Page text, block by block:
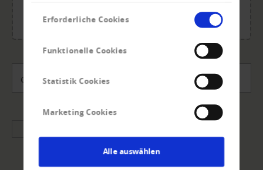
Erforderliche Cookies
Funktionelle Cookies
Statistik Cookies
Marketing Cookies
Alle auswählen
Maximale Gesamtgröße: 20 MB.
Gutschein-Code
die Beauftragung zur Anmeldung der Forderung